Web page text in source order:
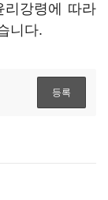
리강령에 따라
니다.